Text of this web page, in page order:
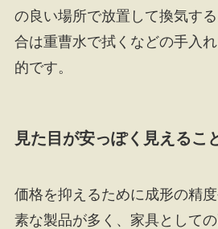
の良い場所で放置して換気す
合は重曹水で拭くなどの手入
的です。
見た目が安っぽく見えるこ
価格を抑えるために成形の精
素な製品が多く、家具として